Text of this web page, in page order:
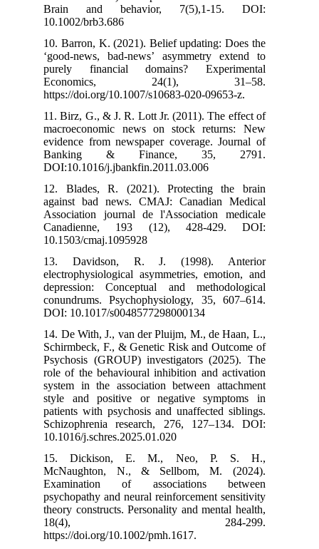
Brain and
10. Barron, K.
‘good-news,
purely
11. Birz, G., &
evidence from
Banking
12. Blades,
against bad
Association
13.
depression:
conundrums.
14. De With,
Schirmbeck,
Psychosis
role of the
system in the
style and
patients with
15.
psychopathy
theory